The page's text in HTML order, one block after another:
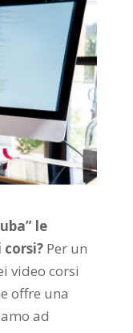
le
Per un
video corsi
offre una
ad